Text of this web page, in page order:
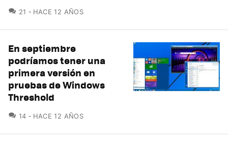
21 COMENTARIOS
HACE 12 AÑOS
En septiembre
podríamos tener una
primera versión en
pruebas de Windows
Threshold
14 COMENTARIOS
HACE 12 AÑOS